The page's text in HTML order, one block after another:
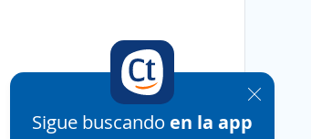
Sigue buscando en la app